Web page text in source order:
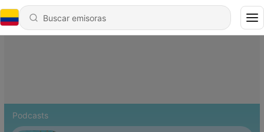
Podcasts